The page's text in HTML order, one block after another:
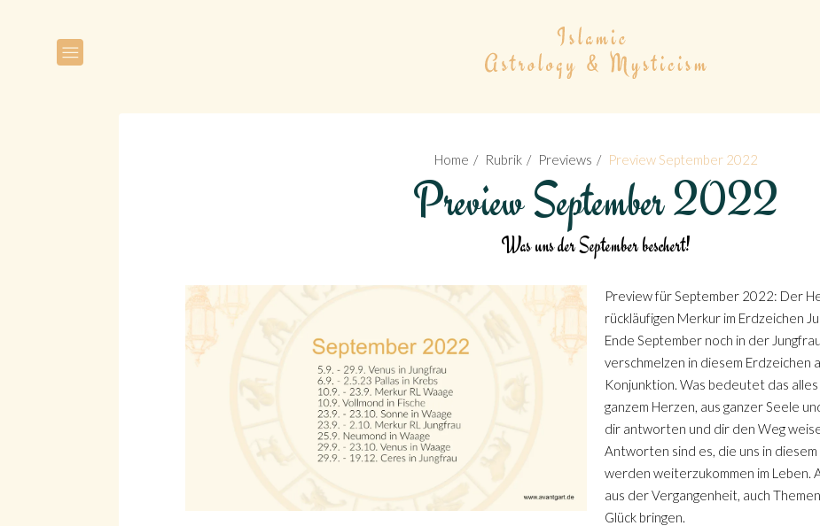
Home Rubrik Previews Preview September 2022
Preview September 2022
Was uns der September beschert!
Preview für September 2022: Der
rückläufigen Merkur im Erdzeichen
Ende September noch in der
verschmelzen in diesem Erdzeichen
Konjunktion. Was bedeutet das
ganzem Herzen, aus ganzer Seele
dir antworten und dir den Weg
Antworten sind es, die uns in
werden weiterzukommen im Leben.
aus der Vergangenheit, auch
Glück bringen.